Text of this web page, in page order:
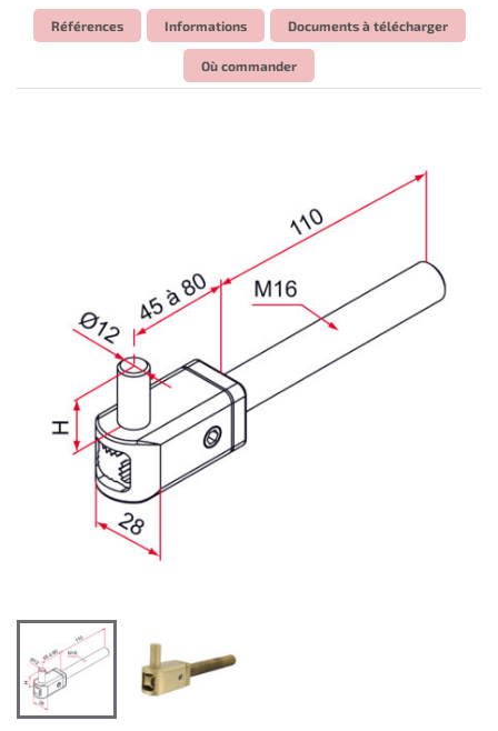
Références Informations Documents à télécharger
Où commander